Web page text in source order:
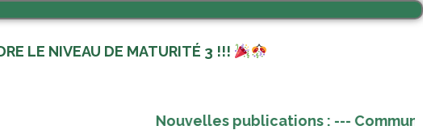
LE NIVEAU DE MATURITÉ 3 !!!
Nouvelles publications :---